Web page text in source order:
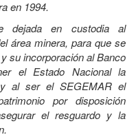
en 1994.
dejada en custodia al
área minera, para que se
su incorporación al Banco
el Estado Nacional la
al ser el SEGEMAR el
por disposición
el resguardo y la